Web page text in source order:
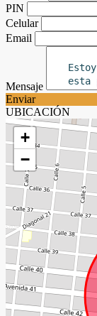
PIN
Celular
Email
Mensaje
Enviar
UBICACIÓN
+
−